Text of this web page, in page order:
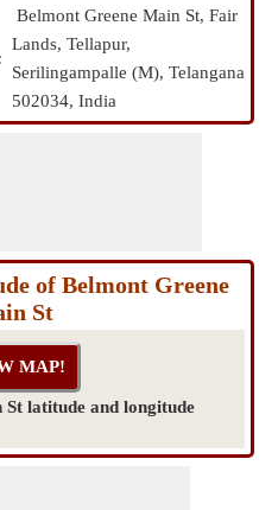
Belmont Greene Main St, Fair
Lands, Tellapur,
Serilingampalle (M), Telangana
502034, India
of Belmont Greene
St
latitude and longitude